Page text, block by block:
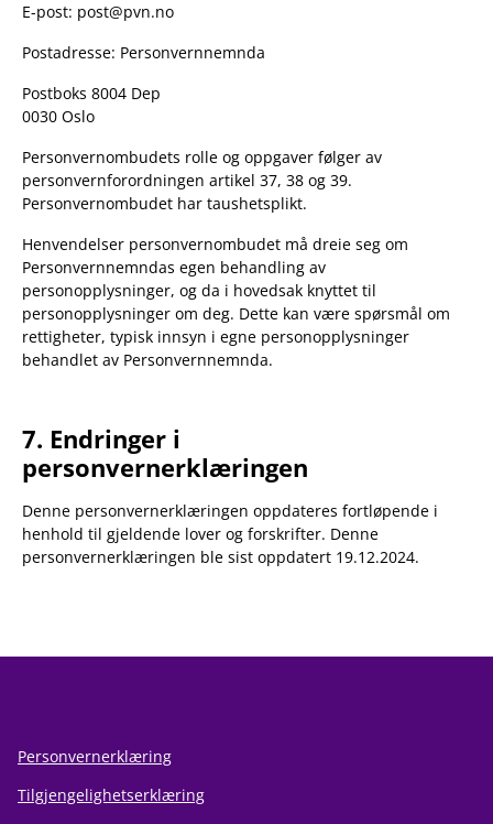
E-post: post@pvn.no
Postadresse: Personvernnemnda
Postboks 8004 Dep
0030 Oslo
Personvernombudets rolle og oppgaver følger av
personvernforordningen artikel 37, 38 og 39.
Personvernombudet har taushetsplikt.
Henvendelser personvernombudet må dreie seg om
Personvernnemndas egen behandling av
personopplysninger, og da i hovedsak knyttet til
personopplysninger om deg. Dette kan være spørsmål om
rettigheter, typisk innsyn i egne personopplysninger
behandlet av Personvernnemnda.
7. Endringer i
personvernerklæringen
Denne personvernerklæringen oppdateres fortløpende i
henhold til gjeldende lover og forskrifter. Denne
personvernerklæringen ble sist oppdatert 19.12.2024.
Personvernerklæring
Tilgjengelighetserklæring